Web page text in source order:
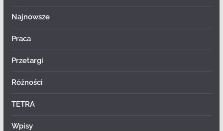
Najnowsze
Praca
Przetargi
Różności
TETRA
Wpisy